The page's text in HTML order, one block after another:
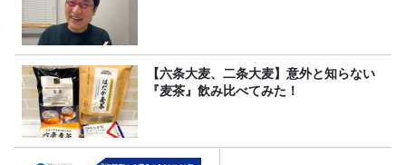
【六条大麦、二条大麦】意外と知らない
『麦茶』飲み比べてみた！